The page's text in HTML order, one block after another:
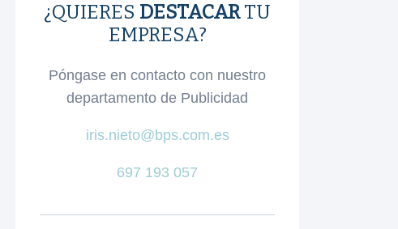
¿QUIERES DESTACARTU
EMPRESA?
Póngase en contacto con nuestro
departamento de Publicidad
iris.nieto@bps.com.es
697 193 057